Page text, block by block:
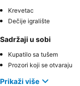
Krevetac
Dečije igralište
Sadržaji u sobi
Kupatilo sa tušem
Prozori koji se otvaraju
Prikaži više